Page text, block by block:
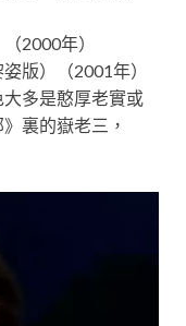
2000年）
版）（2001年）
多是憨厚老實或
裏的嶽老三，